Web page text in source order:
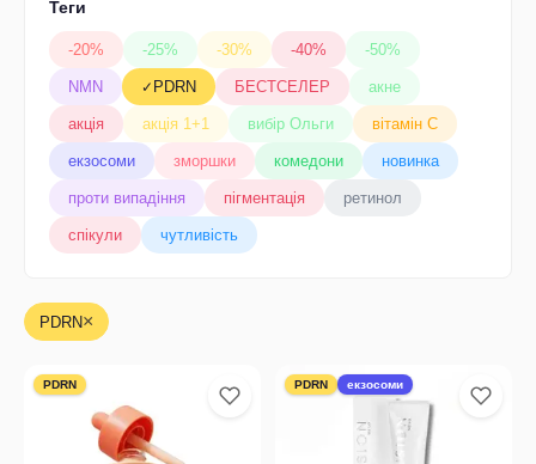
Bad skin
Biodance
Braderm
By Wishtrend
Carmex
Celimax
Теги
-20% -25% -30% -40% -50%
NMN ✓ PDRN БЕСТСЕЛЕР акне
акція акція 1+1 вибір Ольги вітамін С
екзосоми зморшки комедони новинка
проти випадіння пігментація ретинол
спікули чутливість
PDRN×
PDRN PDRN екзосоми